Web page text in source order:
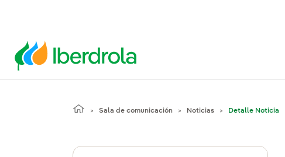
Sala de comunicación Noticias Detalle Noticia